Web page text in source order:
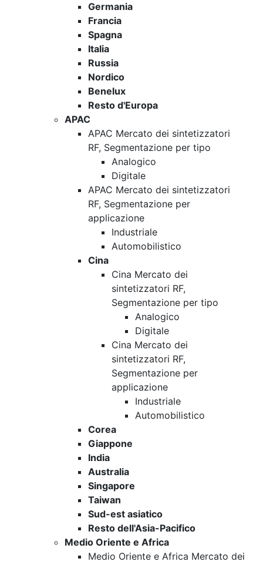
Germania
Francia
Spagna
Italia
Russia
Nordico
Benelux
Resto d'Europa
APAC
APAC Mercato dei sintetizzatori
RF, Segmentazione per tipo
Analogico
Digitale
APAC Mercato dei sintetizzatori
RF, Segmentazione per
applicazione
Industriale
Automobilistico
Cina
Cina Mercato dei
sintetizzatori RF,
Segmentazione per tipo
Analogico
Digitale
Cina Mercato dei
sintetizzatori RF,
Segmentazione per
applicazione
Industriale
Automobilistico
Corea
Giappone
India
Australia
Singapore
Taiwan
Sud-est asiatico
Resto dell'Asia-Pacifico
Medio Oriente e Africa
Medio Oriente e Africa Mercato dei